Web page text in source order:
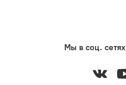
Мы в соц. сетях